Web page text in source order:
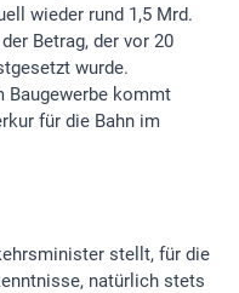
wieder rund 1,5 Mrd.
Betrag, der vor 20
wurde.
Baugewerbe kommt
für die Bahn im
stellt, für die
natürlich stets